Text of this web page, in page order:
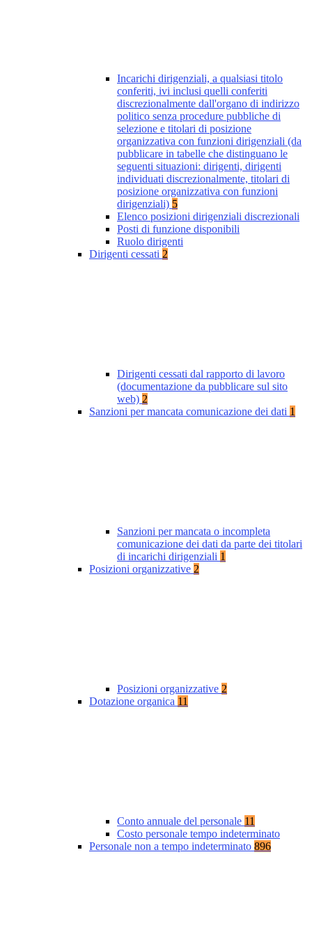
Incarichi dirigenziali, a qualsiasi titolo
conferiti, ivi inclusi quelli conferiti
discrezionalmente dall'organo di indirizzo
politico senza procedure pubbliche di
selezione e titolari di posizione
organizzativa con funzioni dirigenziali (da
pubblicare in tabelle che distinguano le
seguenti situazioni: dirigenti, dirigenti
individuati discrezionalmente, titolari di
posizione organizzativa con funzioni
dirigenziali) 5
Elenco posizioni dirigenziali discrezionali
Posti di funzione disponibili
Ruolo dirigenti
Dirigenti cessati 2
Dirigenti cessati dal rapporto di lavoro
(documentazione da pubblicare sul sito
web) 2
Sanzioni per mancata comunicazione dei dati 1
Sanzioni per mancata o incompleta
comunicazione dei dati da parte dei titolari
di incarichi dirigenziali 1
Posizioni organizzative 2
Posizioni organizzative 2
Dotazione organica 11
Conto annuale del personale 11
Costo personale tempo indeterminato
Personale non a tempo indeterminato 896